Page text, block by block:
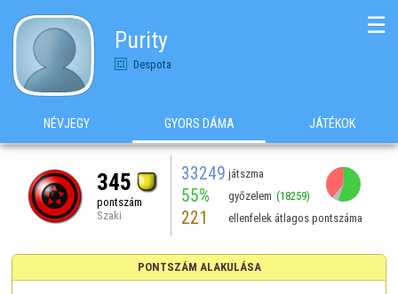
Purity
Despota
☰
NÉVJEGY GYORS DÁMA JÁTÉKOK
345
pontszám
Szaki
33249 játszma
55% győzelem (18259)
221 ellenfelek átlagos pontszáma
PONTSZÁM ALAKULÁSA